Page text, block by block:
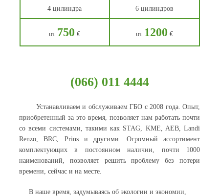
4 цилиндра 6 цилиндров
от 750 € от 1200 €
(066) 011 4444
Устанавливаем и обслуживаем ГБО с 2008 года. Опыт,
приобретенный за это время, позволяет нам работать почти
со всеми системами, такими как STAG, KME, AEB, Landi
Renzo, BRC, Prins и другими. Огромный ассортимент
комплектующих в постоянном наличии, почти 1000
наименований, позволяет решить проблему без потери
времени, сейчас и на месте.
В наше время, задумываясь об экологии и экономии,